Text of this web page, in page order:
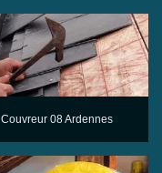
Couvreur 08 Ardennes